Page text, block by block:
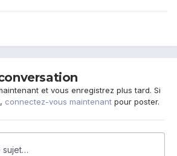
et vous enregistrez plus tard. Si
connectez-vous maintenant pour poster.
sujet…